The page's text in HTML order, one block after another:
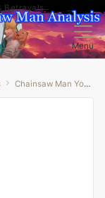
Betrayals
Menu
Chainsaw Man Youtube